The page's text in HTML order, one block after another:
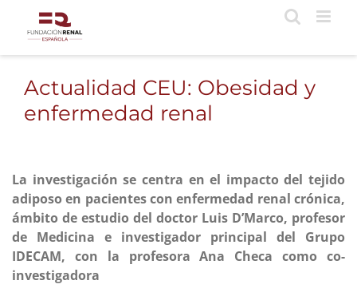
contenido
Actualidad CEU: Obesidad y
enfermedad renal
La investigación se centra en el impacto del tejido
adiposo en pacientes con enfermedad renal crónica,
ámbito de estudio del doctor Luis D’Marco, profesor
de Medicina e investigador principal del Grupo
IDECAM, con
la profesora Ana Checa como co-
investigadora